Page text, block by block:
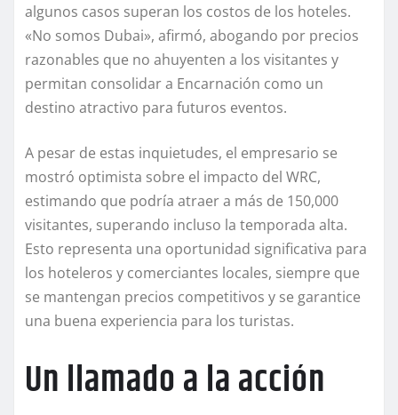
algunos casos superan los costos de los hoteles.
«No somos Dubai», afirmó, abogando por precios
razonables que no ahuyenten a los visitantes y
permitan consolidar a Encarnación como un
destino atractivo para futuros eventos.
A pesar de estas inquietudes, el empresario se
mostró optimista sobre el impacto del WRC,
estimando que podría atraer a más de 150,000
visitantes, superando incluso la temporada alta.
Esto representa una oportunidad significativa para
los hoteleros y comerciantes locales, siempre que
se mantengan precios competitivos y se garantice
una buena experiencia para los turistas.
Un llamado a la acción